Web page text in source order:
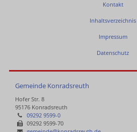
Kontakt
Inhaltsverzeichnis
Impressum
Datenschutz
Gemeinde Konradsreuth
Hofer Str. 8
95176 Konradsreuth
09292 9599-0
09292 9599-70